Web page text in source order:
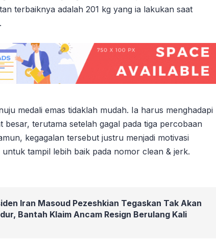
terbaiknya adalah 201 kg yang ia lakukan saat
medali emas tidaklah mudah. Ia harus menghadapi
besar, terutama setelah gagal pada tiga percobaan
kegagalan tersebut justru menjadi motivasi
untuk tampil lebih baik pada nomor clean & jerk.
Iran Masoud Pezeshkian Tegaskan Tak Akan
Bantah Klaim Ancam Resign Berulang Kali